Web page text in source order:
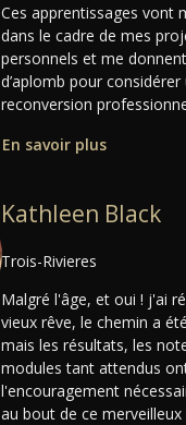
Ces apprentissages vont
dans le cadre de mes
personnels et me
d’aplomb pour considérer
reconversion
En savoir plus
Kathleen Black
Trois-Rivieres
Malgré l'âge, et oui ! j'ai
vieux rêve, le chemin a
mais les résultats, les
modules tant attendus
l'encouragement
au bout de ce